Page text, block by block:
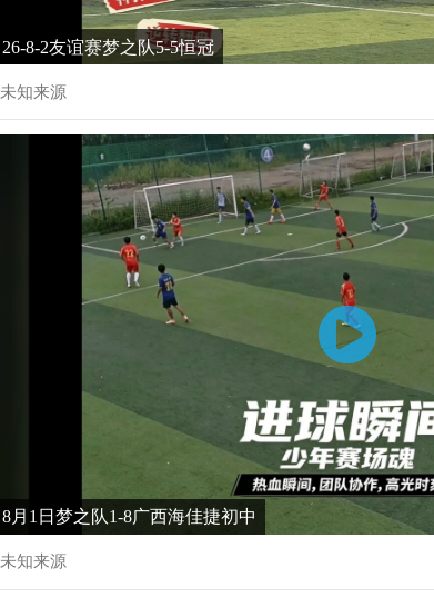
26-8-2友谊赛梦之队5-5恒冠
未知来源
8月1日梦之队1-8广西海佳捷初中
未知来源